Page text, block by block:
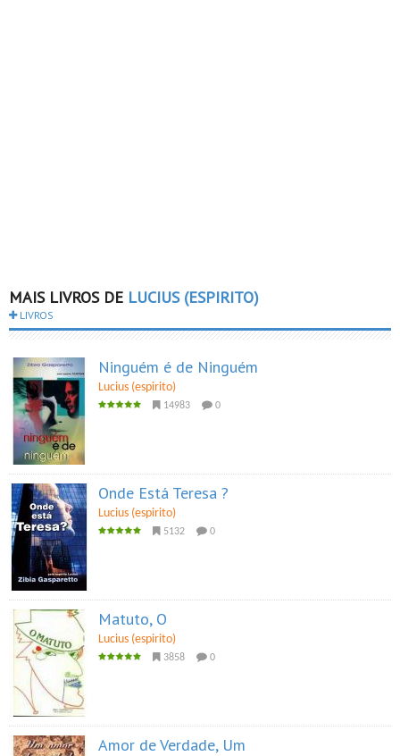
MAIS LIVROS DE LUCIUS (ESPIRITO)
LIVROS
Ninguém é de Ninguém
Lucius (espirito)
14983 0
Onde Está Teresa ?
Lucius (espirito)
5132 0
Matuto, O
Lucius (espirito)
3858 0
Amor de Verdade, Um